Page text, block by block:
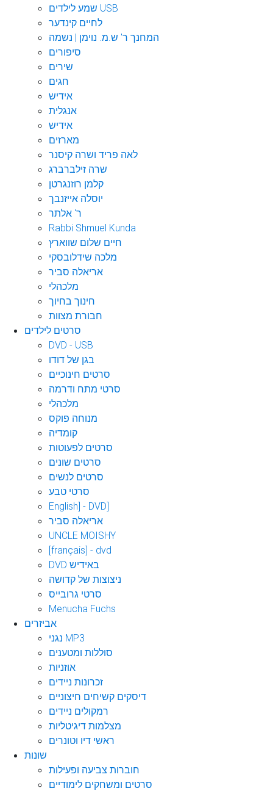
שמע לילדים USB
לחיים קינדער
המחנך ר' ש.מ. נוימן | נשמה
סיפורים
שירים
חגים
אידיש
אנגלית
אידיש
מארזים
לאה פריד ושרה קיסנר
שרה זילברברג
קלמן רוזנגרטן
יוסלה אייזנבך
ר' אלתר
Rabbi Shmuel Kunda
חיים שלום שווארץ
מלכה שידלובסקי
אריאלה סביר
מלכהלי
חינוך בחיוך
חבורת מצוות
סרטים לילדים
DVD - USB
בגן של דודו
סרטים חינוכיים
סרטי מתח ודרמה
מלכהלי
מנוחה פוקס
קומדיה
סרטים לפעוטות
סרטים שונים
סרטים לנשים
סרטי טבע
English] - DVD]
אריאלה סביר
UNCLE MOISHY
[français] - dvd
DVD באידיש
ניצוצות של קדושה
סרטי גרובייס
Menucha Fuchs
אביזרים
נגני MP3
סוללות ומטענים
אוזניות
זכרונות ניידים
דיסקים קשיחים חיצוניים
רמקולים ניידים
מצלמות דיגיטליות
ראשי דיו וטונרים
שונות
חוברות צביעה ופעילות
סרטים ומשחקים לימודיים